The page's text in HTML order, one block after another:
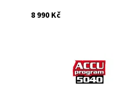
8 990 Kč
ACCU vyžínač se záběrem
ACCU program 5040.
balení! Předběžný termín: